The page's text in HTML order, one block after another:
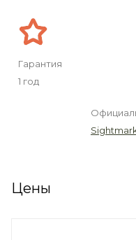
Гарантия
1 год
Цены